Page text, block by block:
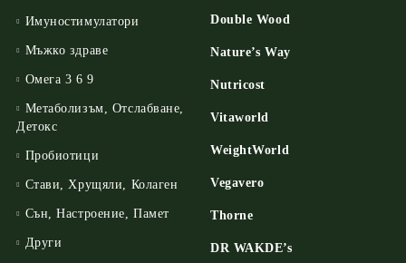
Имуностимулатори
Мъжко здраве
Омега 3 6 9
Метаболизъм, Отслабване,
Детокс
Пробиотици
Стави, Хрущяли, Колаген
Сън, Настроение, Памет
Други
Double Wood
Nature’s Way
Nutricost
Vitaworld
WeightWorld
Vegavero
Thorne
DR WAKDE’s